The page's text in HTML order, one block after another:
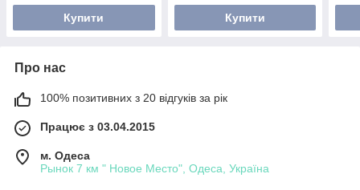
Купити Купити
Про нас
100% позитивних з 20 відгуків за рік
Працює з 03.04.2015
м. Одеса
Рынок 7 км " Новое Место", Одеса, Україна